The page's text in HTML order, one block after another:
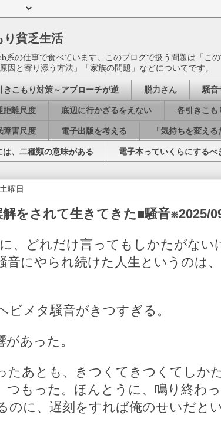
り貧乏生活
系の仕事で食べています。このブログで扱う問題は「こ
因と寄り添う方法」「家族の問題」などについてです。
きこもり対策～アプローチが逆 脱力さん 騒音
距離尺度 底辺に行かざるをえない 各引きこも
障害尺度 電子出版を考える 「気持ちを変え
は、二種類の意味がある 電子本っていくらにするべ
曜日
をされて生きてきた■騒音※2025/
、どれだけ言ってもしかたがない
音にやられ続けた人生というのは
ビメタ騒音がきつすぎる。
があった。
たあとも、きつくてきつくてしか
つもった。ほんとうに、鳴り終わ
のに、遅刻をすれば俺のせいだと